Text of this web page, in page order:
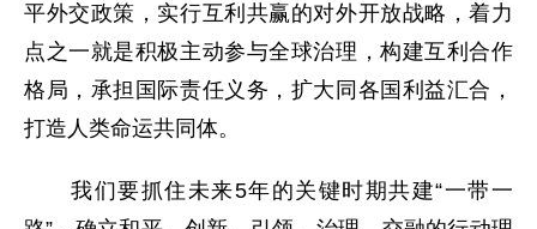
平外交政策，实行互利共赢的对外开放战略，着力
点之一就是积极主动参与全球治理，构建互利合作
格局，承担国际责任义务，扩大同各国利益汇合，
打造人类命运共同体。
我们要抓住未来5年的关键时期共建“一带一